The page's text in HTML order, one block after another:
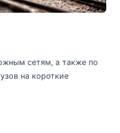
сетям, а также по
на короткие